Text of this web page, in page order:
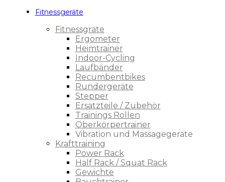
Fitnessgeräte
Fitnessgräte
Ergometer
Heimtrainer
Indoor-Cycling
Laufbänder
Recumbentbikes
Rundergeräte
Stepper
Ersatzteile / Zubehör
Trainings Rollen
Oberkörpertrainer
Vibration und Massagegeräte
Krafttraining
Power Rack
Half Rack / Squat Rack
Gewichte